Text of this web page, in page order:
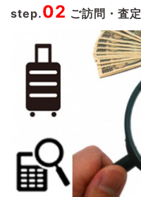
step.02 ご訪問・査定